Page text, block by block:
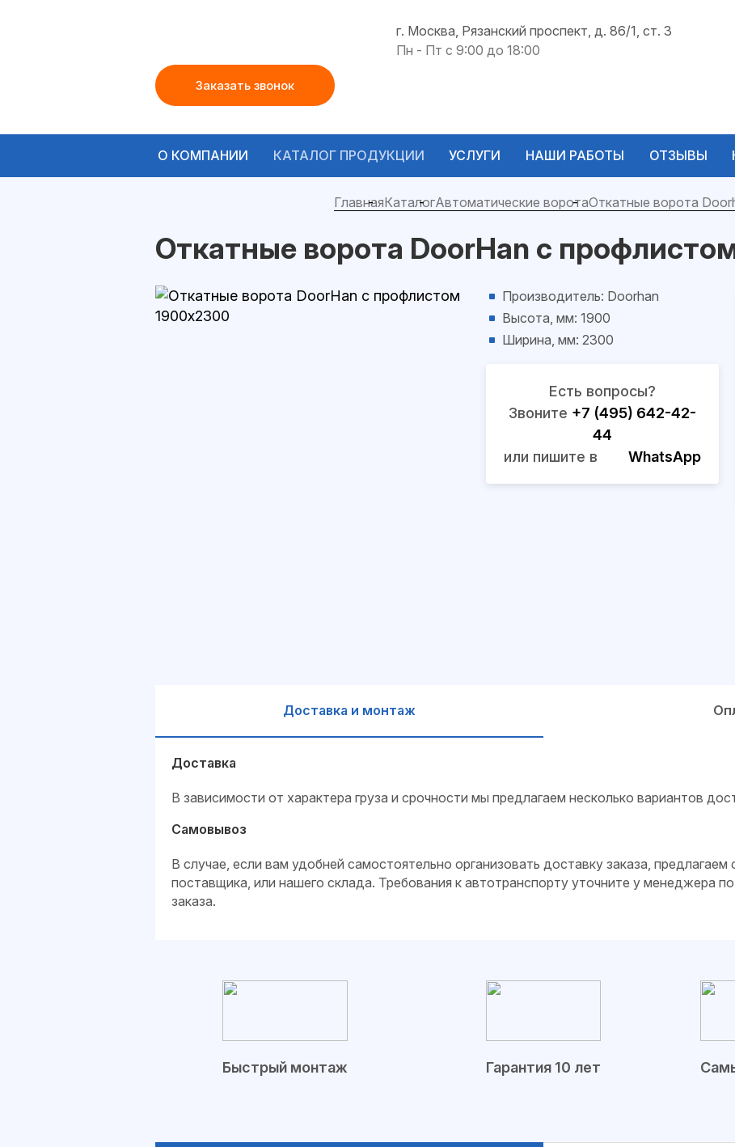
г. Москва, Рязанский проспект, д. 86/1, ст. 3
Пн - Пт с 9:00 до 18:00
Заказать звонок
О КОМПАНИИ КАТАЛОГ ПРОДУКЦИИ УСЛУГИ НАШИ РАБОТЫ ОТЗЫВЫ
ГлавнаяКаталогАвтоматические воротаОткатные ворота
Откатные ворота DoorHan с
Производитель: Doorhan
Высота, мм: 1900
Ширина, мм: 2300
Есть вопросы?
Звоните +7 (495) 642-42-
44
или пишите в
WhatsApp
Доставка и монтаж
Доставка
В зависимости от характера груза и срочности мы предлагаем несколько вариантов
Самовывоз
В случае, если вам удобней самостоятельно организовать доставку заказа,
поставщика, или нашего склада. Требования к автотранспорту уточните у менеджера
заказа.
Быстрый монтаж Гарантия 10 лет